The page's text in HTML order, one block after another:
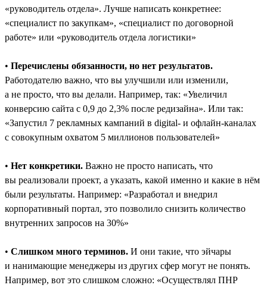
«руководитель отдела». Лучше написать конкретнее:
«специалист по закупкам», «специалист по договорной
работе» или «руководитель отдела логистики»
• Перечислены обязанности, но нет результатов.
Работодателю важно, что вы улучшили или изменили,
а не просто, что вы делали. Например, так: «Увеличил
конверсию сайта с 0,9 до 2,3% после редизайна». Или так:
«Запустил 7 рекламных кампаний в digital- и офлайн-каналах
с совокупным охватом 5 миллионов пользователей»
• Нет конкретики. Важно не просто написать, что
вы реализовали проект, а указать, какой именно и какие в нём
были результаты. Например: «Разработал и внедрил
корпоративный портал, это позволило снизить количество
внутренних запросов на 30%»
• Слишком много терминов. И они такие, что эйчары
и нанимающие менеджеры из других сфер могут не понять.
Например, вот это слишком сложно: «Осуществлял ПНР